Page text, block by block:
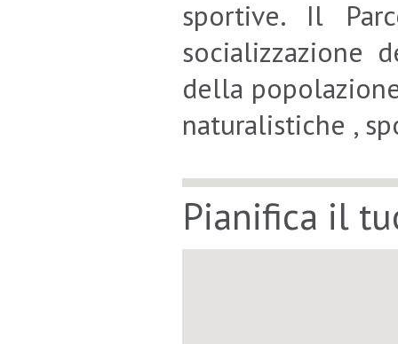
sportive. Il
socializzazione
della
naturalistiche ,
Pianifica il